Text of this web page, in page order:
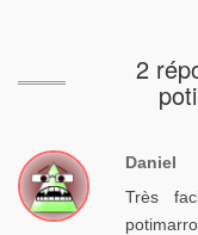
2
Daniel
Très